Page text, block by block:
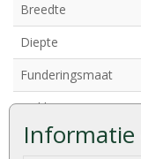
Informatie
Breedte
Diepte
Funderingsmaat
Nokhoogte
Deurhoogte